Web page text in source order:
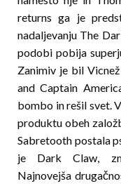
returns ga je
nadaljevanju The
podobi pobija
Zanimiv je bil
and Captain
bombo in rešil svet.
produktu obeh
Sabretooth postala
je Dark Claw,
Najnovejša